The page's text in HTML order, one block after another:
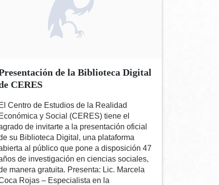
de la Biblioteca Digital
CERES
Centro de Estudios de la Realidad
y Social (CERES) tiene el
de invitarte a la presentación oficial
su Biblioteca Digital, una plataforma
al público que pone a disposición 47
de investigación en ciencias sociales,
manera gratuita. Presenta: Lic. Marcela
Rojas – Especialista en la